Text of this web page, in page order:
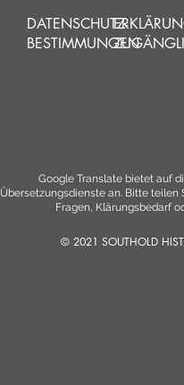
DATENSCHUTZ-
BESTIMMUNGEN
Google Translate bietet auf
Übersetzungsdienste an. Bitte teilen
Fragen, Klärungsbedarf
© 2021 SOUTHOLD